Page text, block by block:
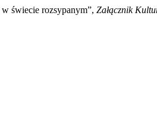
świecie rozsypanym”, Załącznik